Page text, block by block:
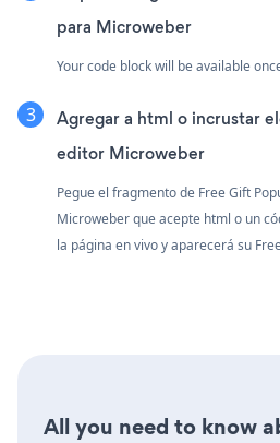
para Microweber
Your code block will be available
Agregar a html o incrustar
editor Microweber
Pegue el fragmento de Free Gift
Microweber que acepte html o un
la página en vivo y aparecerá su
All you need to know